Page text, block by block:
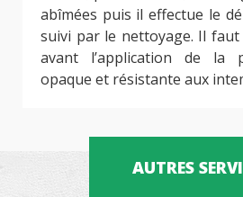
abîmées puis il effectue le
suivi par le nettoyage. Il faut
avant l’application de la
opaque et résistante aux
AUTRES